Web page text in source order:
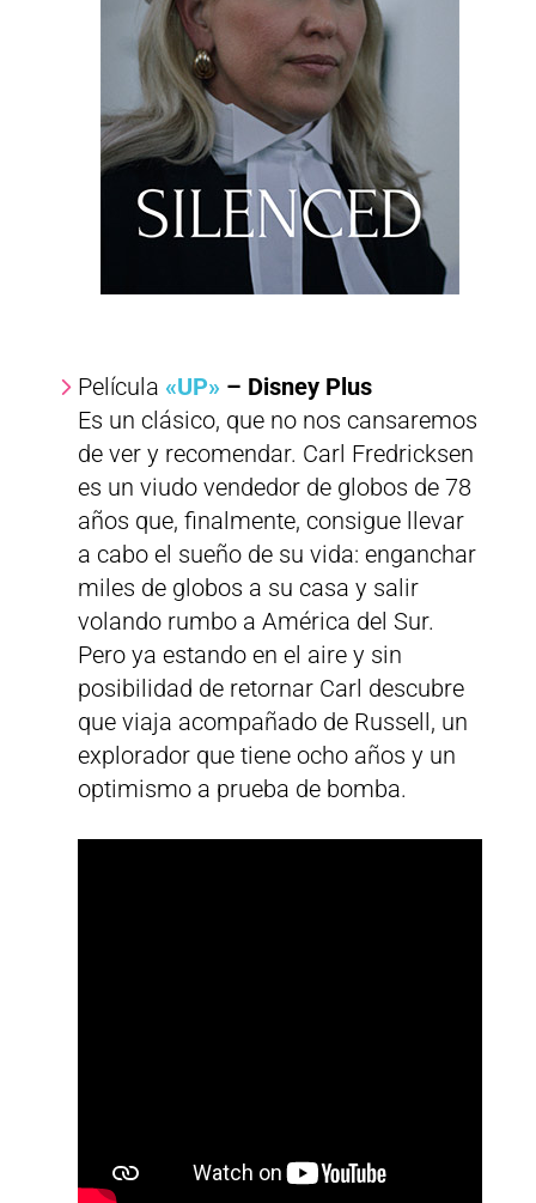
Película «UP» – Disney Plus
Es un clásico, que no nos cansaremos
de ver y recomendar. Carl Fredricksen
es un viudo vendedor de globos de 78
años que, finalmente, consigue llevar
a cabo el sueño de su vida: enganchar
miles de globos a su casa y salir
volando rumbo a América del Sur.
Pero ya estando en el aire y sin
posibilidad de retornar Carl descubre
que viaja acompañado de Russell, un
explorador que tiene ocho años y un
optimismo a prueba de bomba.